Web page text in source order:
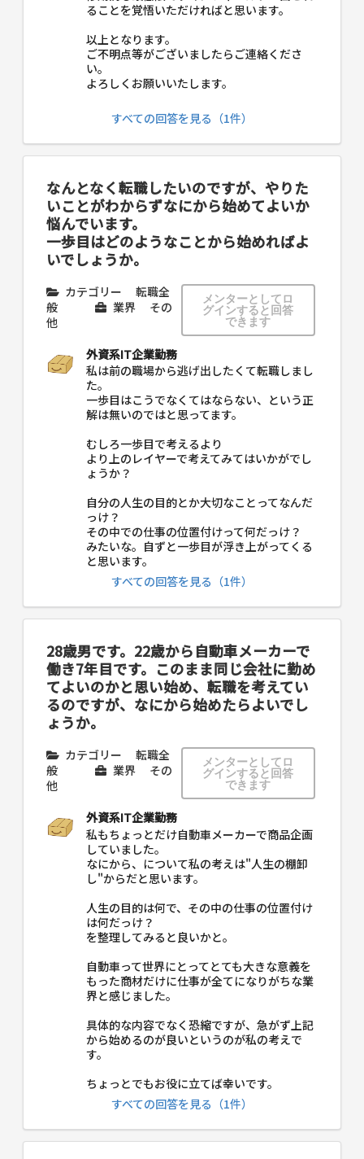
ることを覚悟いただければと思います。
以上となります。
ご不明点等がございましたらご連絡くださ
い。
よろしくお願いいたします。
すべての回答を見る（1件）
なんとなく転職したいのですが、やりた
いことがわからずなにから始めてよいか
悩んでいます。
一歩目はどのようなことから始めればよ
いでしょうか。
カテゴリー
転職全
般
業界
その
他
メンターとしてロ
グインすると回答
できます
外資系IT企業勤務
私は前の職場から逃げ出したくて転職しまし
た。
一歩目はこうでなくてはならない、という正
解は無いのではと思ってます。
むしろ一歩目で考えるより
より上のレイヤーで考えてみてはいかがでし
ょうか？
自分の人生の目的とか大切なことってなんだ
っけ？
その中での仕事の位置付けって何だっけ？
みたいな。自ずと一歩目が浮き上がってくる
と思います。
すべての回答を見る（1件）
28歳男です。22歳から自動車メーカーで
働き7年目です。このまま同じ会社に勤め
てよいのかと思い始め、転職を考えてい
るのですが、なにから始めたらよいでし
ょうか。
カテゴリー
転職全
般
業界
その
他
メンターとしてロ
グインすると回答
できます
外資系IT企業勤務
私もちょっとだけ自動車メーカーで商品企画
していました。
なにから、について私の考えは"人生の棚卸
し"からだと思います。
人生の目的は何で、その中の仕事の位置付け
は何だっけ？
を整理してみると良いかと。
自動車って世界にとってとても大きな意義を
もった商材だけに仕事が全てになりがちな業
界と感じました。
具体的な内容でなく恐縮ですが、急がず上記
から始めるのが良いというのが私の考えで
す。
ちょっとでもお役に立てば幸いです。
すべての回答を見る（1件）